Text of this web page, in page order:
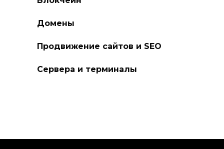
Домены
Продвижение сайтов и SEO
Сервера и терминалы